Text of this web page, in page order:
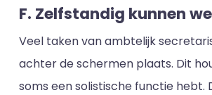
F. Zelfstandig kunnen
Veel taken van ambtelijk
achter de schermen plaats. Dit
soms een solistische functie hebt.